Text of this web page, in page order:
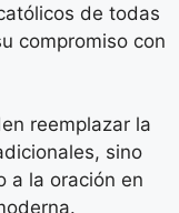
de todas
compromiso con
reemplazar la
sino
a la oración en